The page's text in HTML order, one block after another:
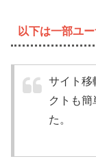
以下は一部ユ
サイト移
クトも
た。